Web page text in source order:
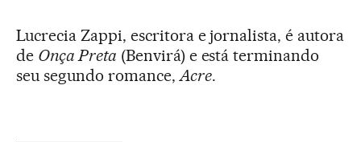
Lucrecia Zappi, escritora e jornalista, é autora
de Onça Preta (Benvirá) e está terminando
seu segundo romance, Acre.